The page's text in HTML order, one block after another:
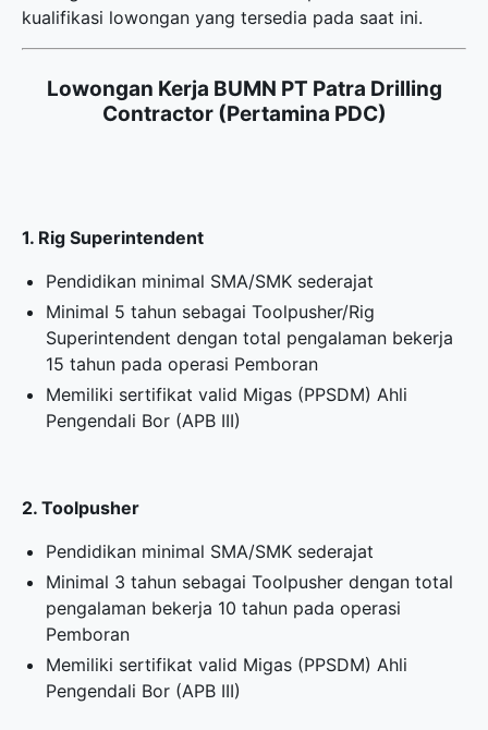
kualifikasi lowongan yang tersedia pada saat ini.
Lowongan Kerja BUMN PT Patra Drilling
Contractor (Pertamina PDC)
1. Rig Superintendent
Pendidikan minimal SMA/SMK sederajat
Minimal 5 tahun sebagai Toolpusher/Rig
Superintendent dengan total pengalaman bekerja
15 tahun pada operasi Pemboran
Memiliki sertifikat valid Migas (PPSDM) Ahli
Pengendali Bor (APB III)
2. Toolpusher
Pendidikan minimal SMA/SMK sederajat
Minimal 3 tahun sebagai Toolpusher dengan total
pengalaman bekerja 10 tahun pada operasi
Pemboran
Memiliki sertifikat valid Migas (PPSDM) Ahli
Pengendali Bor (APB III)